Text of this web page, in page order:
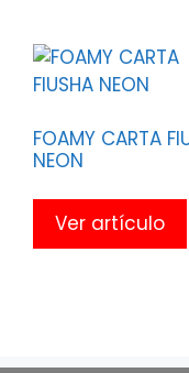
FOAMY CARTA
NEON
Ver artículo